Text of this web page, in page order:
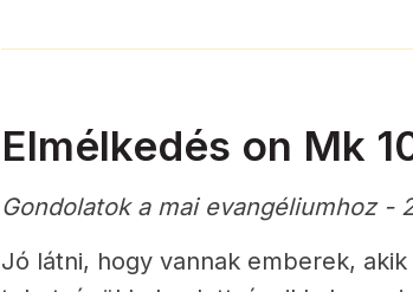
Elmélkedés on Mk
Gondolatok a mai evangéliumhoz -
Jó látni, hogy vannak emberek,